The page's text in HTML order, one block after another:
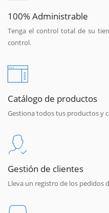
100% Administrable
Tenga el control total de su
control.
Catálogo de productos
Gestiona todos tus productos y
Gestión de clientes
Lleva un registro de los pedidos